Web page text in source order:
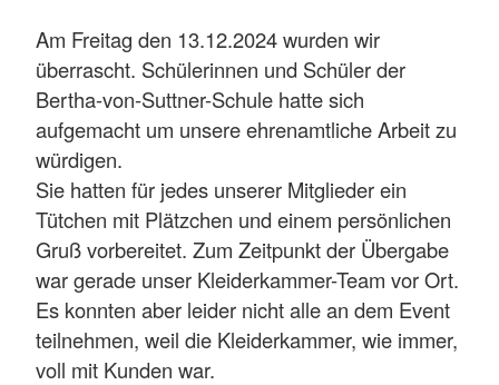
Am Freitag den 13.12.2024 wurden wir
überrascht. Schülerinnen und Schüler der
Bertha-von-Suttner-Schule hatte sich
aufgemacht um unsere ehrenamtliche Arbeit zu
würdigen.
Sie hatten für jedes unserer Mitglieder ein
Tütchen mit Plätzchen und einem persönlichen
Gruß vorbereitet. Zum Zeitpunkt der Übergabe
war gerade unser Kleiderkammer-Team vor Ort.
Es konnten aber leider nicht alle an dem Event
teilnehmen, weil die Kleiderkammer, wie immer,
voll mit Kunden war.